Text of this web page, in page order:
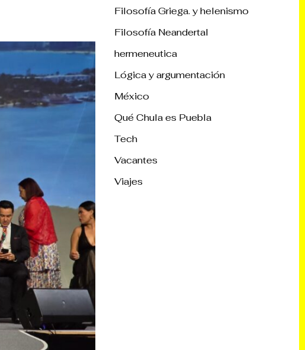
Filosofía Griega. y helenismo
Filosofía Neandertal
hermeneutica
Lógica y argumentación
México
Qué Chula es Puebla
Tech
Vacantes
Viajes